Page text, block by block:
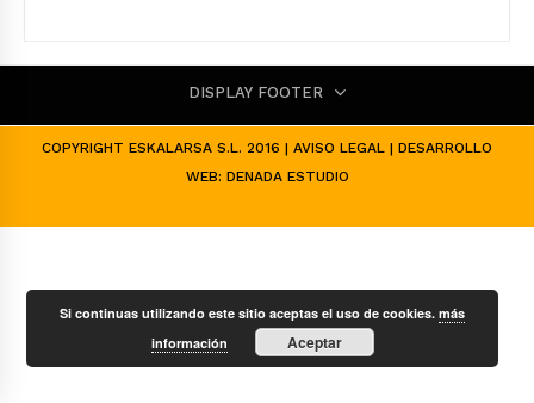
DISPLAY FOOTER
COPYRIGHT ESKALARSA S.L. 2016 | AVISO LEGAL | DESARROLLO
WEB: DENADA ESTUDIO
Si continuas utilizando este sitio aceptas el uso de cookies.más
información
Aceptar